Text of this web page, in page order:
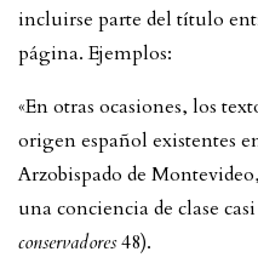
incluirse parte del título
página. Ejemplos:
«En otras ocasiones, los
origen español existentes
Arzobispado de
una conciencia de clase
conservadores48).